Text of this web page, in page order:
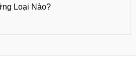
Loại Nào?